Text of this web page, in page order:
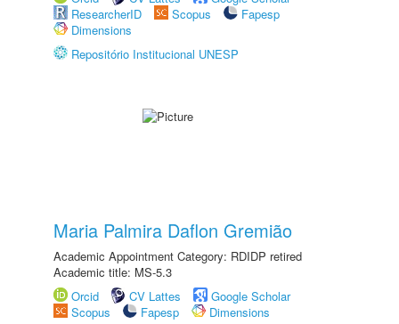
ResearcherID
Scopus
Fapesp
Dimensions
Repositório Institucional UNESP
Maria Palmira Daflon Gremião
Academic Appointment Category: RDIDP retired
Academic title: MS-5.3
Orcid
CV Lattes
Google Scholar
Scopus
Fapesp
Dimensions